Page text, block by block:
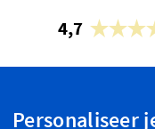
4,7
Personaliseer